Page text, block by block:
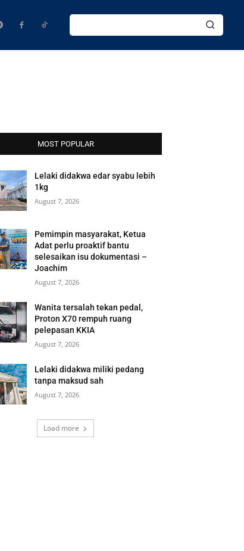
MOST POPULAR
Lelaki didakwa edar syabu lebih
1kg
August 7, 2026
Pemimpin masyarakat, Ketua
Adat perlu proaktif bantu
selesaikan isu dokumentasi –
Joachim
August 7, 2026
Wanita tersalah tekan pedal,
Proton X70 rempuh ruang
pelepasan KKIA
August 7, 2026
Lelaki didakwa miliki pedang
tanpa maksud sah
August 7, 2026
Load more